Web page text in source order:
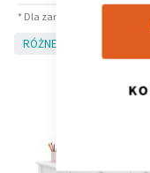
* Dla zamówień powyżej 6
RÓŻNE KOLORY!